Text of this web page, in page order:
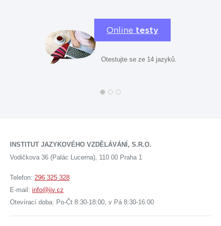
Online testy
Otestujte se ze 14 jazyků.
INSTITUT JAZYKOVÉHO VZDĚLÁVÁNÍ, S.R.O.
Vodičkova 36 (Palác Lucerna), 110 00 Praha 1
Telefon: 296 325 328
E-mail: info@ijv.cz
Otevírací doba: Po-Čt 8:30-18:00, v Pá 8:30-16:00